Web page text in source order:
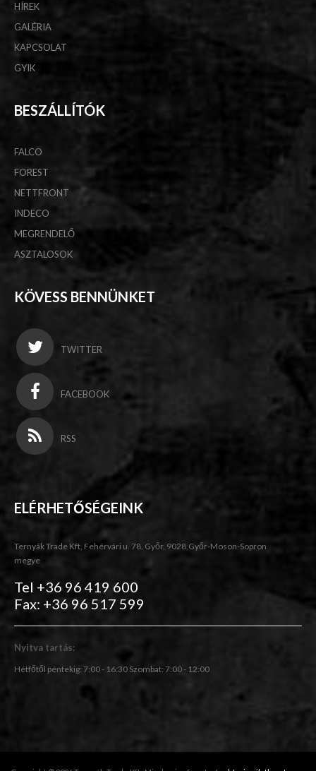
HÍREK
GALÉRIA
KAPCSOLAT
GYIK
BESZÁLLÍTÓK
FALCO
FOREST
NETTFRONT
INDECO
MEGRENDELŐ
ASZTALOSOK
KÖVESS BENNÜNKET
TWITTER
FACEBOOK
RSS
ELÉRHETŐSÉGEINK
Ternyák Trade Kft, Fehérvári u. 78. Győr, 9028,Győr-Moson-Sopron
megye
Tel +36 96 419 600
Fax: +36 96 517 599
Nyitva tartás:
Hétfőtől péntekig: 7:00 - 16:30 Szombat: 7:00 - 12:00